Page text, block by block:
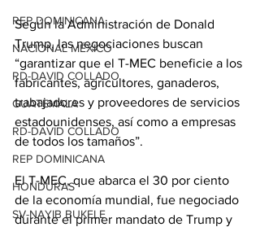
REP DOMINICANA
NACIONAL MÉXICO
RD-DAVID COLLADO
GUATEMALA
RD-DAVID COLLADO
REP DOMINICANA
HONDURAS
SV-NAYIB BUKELE
Según la Administración de Donald
Trump, las negociaciones buscan
“garantizar que el T-MEC beneficie a los
fabricantes, agricultores, ganaderos,
trabajadores y proveedores de servicios
estadounidenses, así como a empresas
de todos los tamaños”.
El T-MEC, que abarca el 30 por ciento
de la economía mundial, fue negociado
durante el primer mandato de Trump y